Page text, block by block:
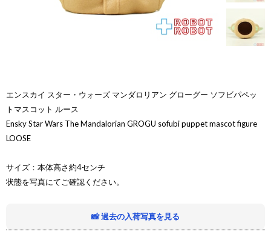
エンスカイ スター・ウォーズ マンダロリアン グローグー ソフビパペッ
トマスコット ルース
Ensky Star Wars The Mandalorian GROGU sofubi puppet mascot figure
LOOSE
サイズ：本体高さ約4センチ
状態を写真にてご確認ください。
📸 過去の入荷写真を見る